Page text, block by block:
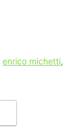
enrico michetti,